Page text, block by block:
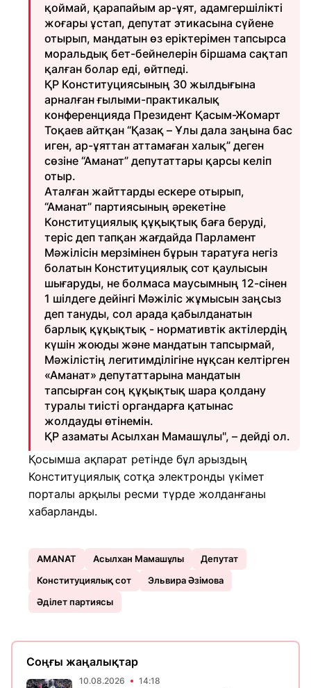
қоймай, қарапайым ар-ұят, адамгершілікті
жоғары ұстап, депутат этикасына сүйене
отырып, мандатын өз еріктерімен тапсырса
моральдық бет-бейнелерін біршама сақтап
қалған болар еді, өйтпеді.
ҚР Конституциясының 30 жылдығына
арналған ғылыми-практикалық
конференцияда Президент Қасым-Жомарт
Тоқаев айтқан “Қазақ – Ұлы дала заңына бас
иген, ар-ұяттан аттамаған халық” деген
сөзіне “Аманат” депутаттары қарсы келіп
отыр.
Аталған жайттарды ескере отырып,
“Аманат” партиясының әрекетіне
Конституциялық құқықтық баға беруді,
теріс деп тапқан жағдайда Парламент
Мәжілісін мерзімінен бұрын таратуға негіз
болатын Конституциялық сот қаулысын
шығаруды, не болмаса маусымның 12-сінен
1 шілдеге дейінгі Мәжіліс жұмысын заңсыз
деп тануды, сол арада қабылданатын
барлық құқықтық - нормативтік актілердің
күшін жоюды және мандатын тапсырмай,
Мәжілістің легитимділігіне нұқсан келтірген
«Аманат» депутаттарына мандатын
тапсырған соң құқықтық шара қолдану
туралы тиісті органдарға қатынас
жолдауды өтінемін.
ҚР азаматы Асылхан Мамашұлы", – дейді ол.
Қосымша ақпарат ретінде бұл арыздың
Конституциялық сотқа электронды үкімет
порталы арқылы ресми түрде жолданғаны
хабарланды.
AMANAT Асылхан Мамашұлы
Депутат
Конституциялық сот
Эльвира Әзімова
Әділет партиясы
Соңғы жаңалықтар
10.08.2026 14:18